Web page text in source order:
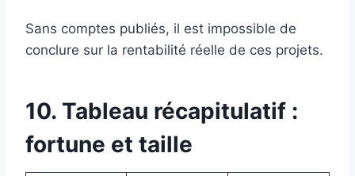
Sans comptes publiés, il est impossible de
conclure sur la rentabilité réelle de ces projets.
10. Tableau récapitulatif :
fortune et taille